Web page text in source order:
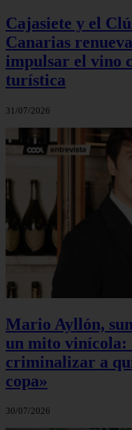
Cajasiete y el
Canarias
impulsar el vino
turística
31/07/2026
Mario Ayllón,
un mito vinícola:
criminalizar a
copa»
30/07/2026